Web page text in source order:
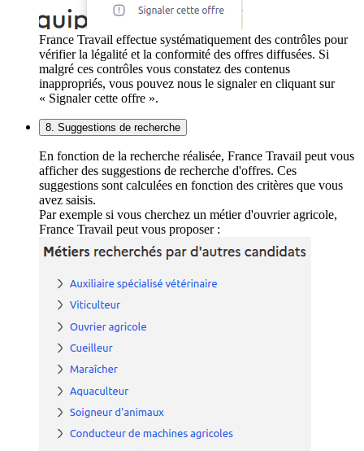
France Travail effectue systématiquement des contrôles pour
vérifier la légalité et la conformité des offres diffusées. Si
malgré ces contrôles vous constatez des contenus
inappropriés, vous pouvez nous le signaler en cliquant sur
« Signaler cette offre ».
8. Suggestions de recherche
En fonction de la recherche réalisée, France Travail peut vous
afficher des suggestions de recherche d'offres. Ces
suggestions sont calculées en fonction des critères que vous
avez saisis.
Par exemple si vous cherchez un métier d'ouvrier agricole,
France Travail peut vous proposer :